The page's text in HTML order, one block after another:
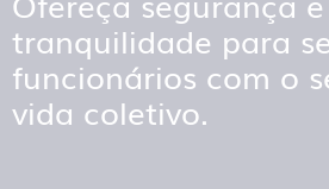
tranquilidade para
funcionários com o
vida coletivo.